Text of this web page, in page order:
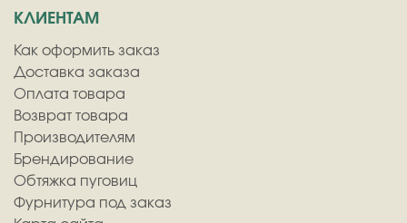
КЛИЕНТАМ
Как оформить заказ
Доставка заказа
Оплата товара
Возврат товара
Производителям
Брендирование
Обтяжка пуговиц
Фурнитура под заказ